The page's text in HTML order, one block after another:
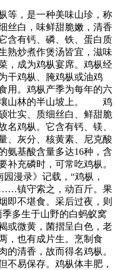
等，是一种美味山珍，称
丝白，味鲜甜脆嫩，清香
含有钙、磷、铁、蛋白质
熟炒煮作煲汤皆宜，滋味
，成为鸡枞宴席。鸡枞经
干鸡枞、腌鸡枞或油鸡
用。鸡枞产季为每年的六
壤山林的半山坡上。 鸡
壮实、质细丝白、鲜甜脆
名鸡枞。它含有钙、镁、
、灰分、核黄素、尼克酸
氨基酸含量多达16种，含
补充磷时，可常吃鸡枞。
漫录》记载，“鸡枞，
镇守索之，动百斤。果
即不堪食。采后过夜，则
多生于山野的白蚂蚁窝
或微黄，菌摺呈白色，老
，也有成片生。烹制食
的清香，故而得名鸡枞。
不易保存。鸡枞体丰肥，